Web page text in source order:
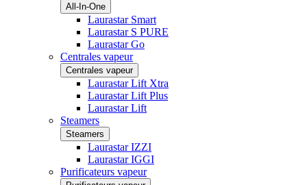
All-In-One
Laurastar Smart
Laurastar S PURE
Laurastar Go
Centrales vapeur
Centrales vapeur
Laurastar Lift Xtra
Laurastar Lift Plus
Laurastar Lift
Steamers
Steamers
Laurastar IZZI
Laurastar IGGI
Purificateurs vapeur